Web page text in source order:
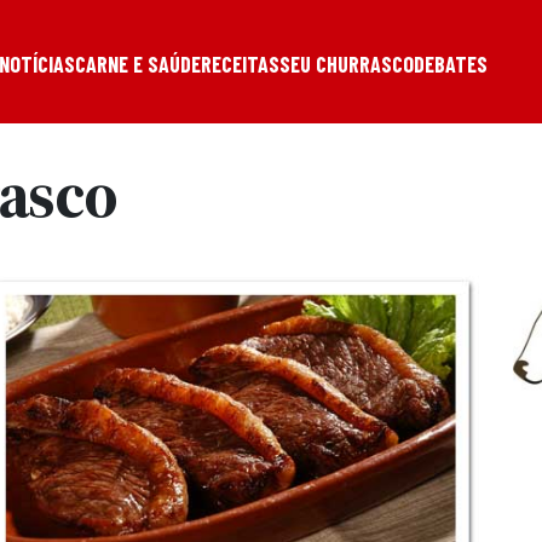
CARNE E SAÚDERECEITASSEU CHURRASCODEBATES